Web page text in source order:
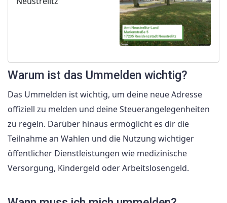
Warum ist das Ummelden wichtig?
Das Ummelden ist wichtig, um deine neue Adresse
offiziell zu melden und deine Steuerangelegenheiten
zu regeln. Darüber hinaus ermöglicht es dir die
Teilnahme an Wahlen und die Nutzung wichtiger
öffentlicher Dienstleistungen wie medizinische
Versorgung, Kindergeld oder Arbeitslosengeld.